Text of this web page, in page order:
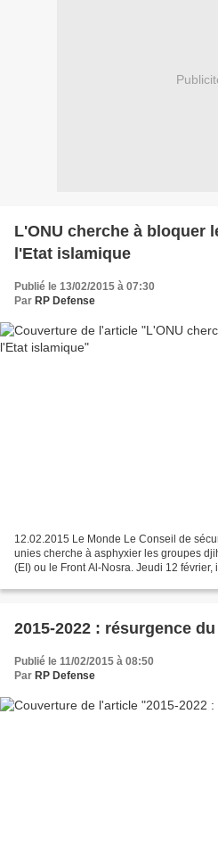
L'ONU cherche à bloquer
l'Etat islamique
Publié le 13/02/2015 à 07:30
Par RP Defense
12.02.2015 Le Monde Le Conseil de
unies cherche à asphyxier les groupes
(EI) ou le Front Al-Nosra. Jeudi 12
2015-2022 : résurgence
Publié le 11/02/2015 à 08:50
Par RP Defense